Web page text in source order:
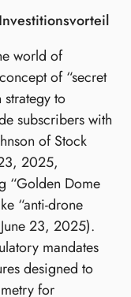
world of
of “secret
strategy to
subscribers with
of Stock
2025,
“Golden Dome
“anti-drone
23, 2025).
mandates
designed to
for